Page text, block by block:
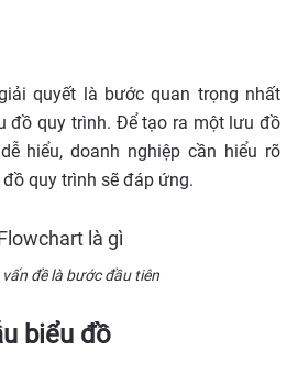
quyết là bước quan trọng nhất
đồ quy trình. Để tạo ra một lưu đồ
hiểu, doanh nghiệp cần hiểu rõ
quy trình sẽ đáp ứng.
đề là bước đầu tiên
biểu đồ